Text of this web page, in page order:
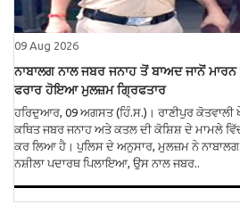
09 Aug 2026
ਨਾਬਾਲਗ ਨਾਲ ਜਬਰ ਜਨਾਹ ਤੋਂ ਬਾਅਦ ਜਾਨੋਂ
ਫਰਾਰ ਹੋਇਆ ਮੁਲਜ਼ਮ ਗ੍ਰਿਫਤਾਰ
ਹਰਿਦੁਆਰ, 09 ਅਗਸਤ (ਹਿੰ.ਸ.)। ਰਾਣੀਪੁਰ ਕੋਤਵਾਲੀ
ਕਥਿਤ ਜਬਰ ਜਨਾਹ ਅਤੇ ਕਤਲ ਦੀ ਕੋਸ਼ਿਸ਼ ਦੇ ਮਾਮਲੇ
ਕਰ ਲਿਆ ਹੈ। ਪੁਲਿਸ ਦੇ ਅਨੁਸਾਰ, ਮੁਲਜ਼ਮ ਨੇ
ਨਸ਼ੀਲਾ ਪਦਾਰਥ ਪਿਲਾਇਆ, ਉਸ ਨਾਲ ਜਬਰ..